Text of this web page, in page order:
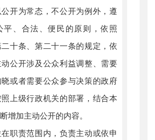
为常态，不公开为例外，遵
平、合法、便民的原则，依照
二十条、第二十一条的规定，依
公开涉及公众利益调整、需要
或者需要公众参与决策的政府
上级行政机关的部署，结合本
增加主动公开的内容。
责范围内，负责主动或依申